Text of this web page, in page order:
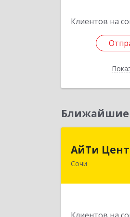
Клиентов на
Ближайшие
АйТи
Сочи354000,